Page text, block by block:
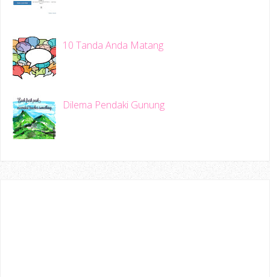
10 Tanda Anda Matang
Dilema Pendaki Gunung